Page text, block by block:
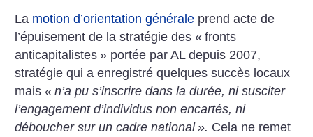
La motion d’orientation générale prend acte de
l’épuisement de la stratégie des « fronts
anticapitalistes » portée par AL depuis 2007,
stratégie qui a enregistré quelques succès locaux
mais« n’a pu s’inscrire dans la durée, ni susciter
l’engagement d’individus non encartés, ni
déboucher sur un cadre national ». Cela ne remet